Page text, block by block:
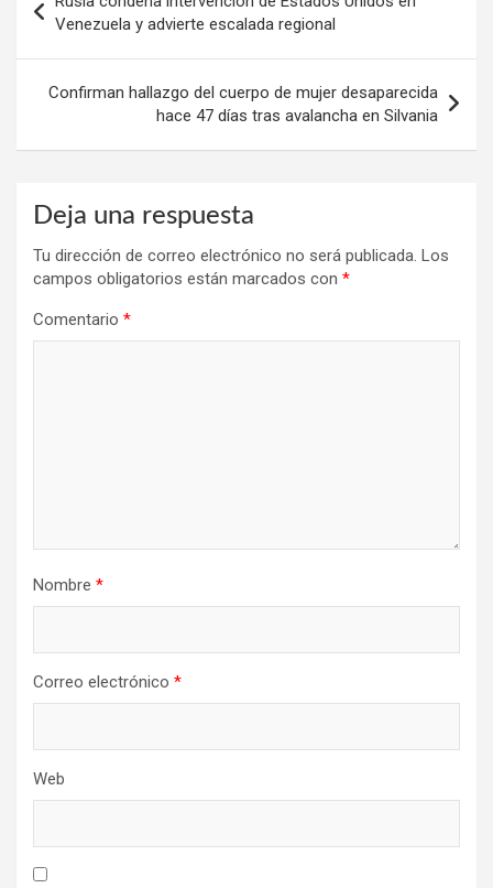
de
entradas
Venezuela y advierte escalada regional
Confirman hallazgo del cuerpo de mujer desaparecida
hace 47 días tras avalancha en Silvania
Deja una respuesta
Tu dirección de correo electrónico no será publicada. Los
campos obligatorios están marcados con *
Comentario *
Nombre *
Correo electrónico *
Web